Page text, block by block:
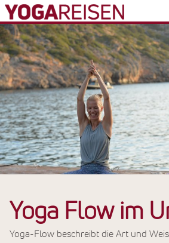
Yoga Flow im
Yoga-Flow beschreibt die Art und